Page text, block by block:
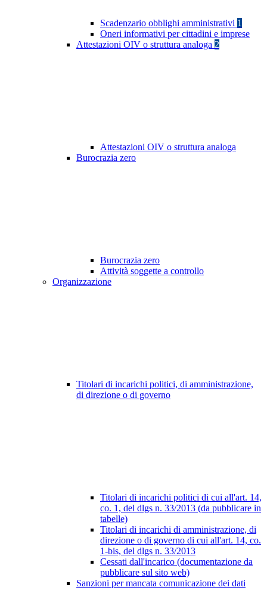
Scadenzario obblighi amministrativi 1
Oneri informativi per cittadini e imprese
Attestazioni OIV o struttura analoga 2
Attestazioni OIV o struttura analoga
Burocrazia zero
Burocrazia zero
Attività soggette a controllo
Organizzazione
Titolari di incarichi politici, di amministrazione,
di direzione o di governo
Titolari di incarichi politici di cui all'art. 14,
co. 1, del dlgs n. 33/2013 (da pubblicare in
tabelle)
Titolari di incarichi di amministrazione, di
direzione o di governo di cui all'art. 14, co.
1-bis, del dlgs n. 33/2013
Cessati dall'incarico (documentazione da
pubblicare sul sito web)
Sanzioni per mancata comunicazione dei dati